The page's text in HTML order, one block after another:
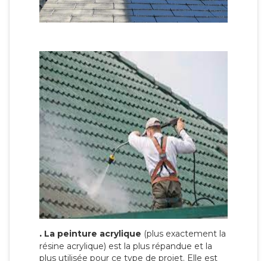
. La peinture acrylique (plus exactement la
résine acrylique) est la plus répandue et la
plus utilisée pour ce type de projet. Elle est